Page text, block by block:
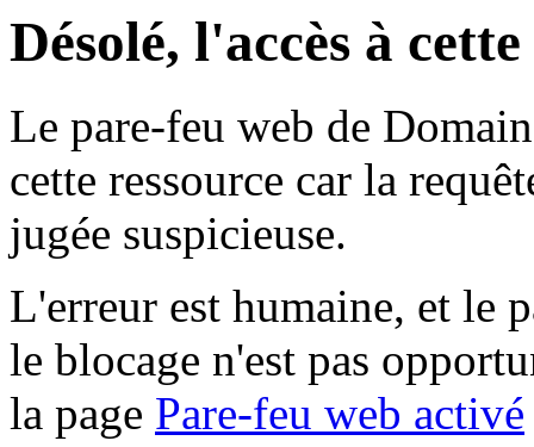
Désolé, l'accès à
Le pare-feu web de
cette ressource car la
jugée suspicieuse.
L'erreur est humaine, et le
le blocage n'est pas
la page Pare-feu web activé